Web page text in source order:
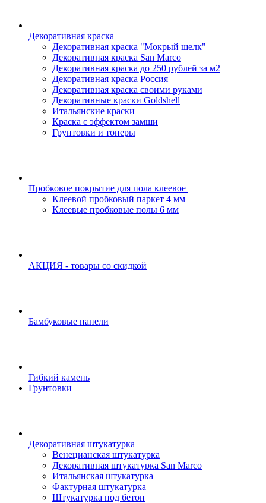
Декоративная краска
Декоративная краска "Мокрый шелк"
Декоративная краска San Marco
Декоративная краска до 250 рублей за м2
Декоративная краска Россия
Декоративная краска своими руками
Декоративные краски Goldshell
Итальянские краски
Краска с эффектом замши
Грунтовки и тонеры
Пробковое покрытие для пола клеевое
Клеевой пробковый паркет 4 мм
Клеевые пробковые полы 6 мм
АКЦИЯ - товары со скидкой
Бамбуковые панели
Гибкий камень
Грунтовки
Декоративная штукатурка
Венецианская штукатурка
Декоративная штукатурка San Marco
Итальянская штукатурка
Фактурная штукатурка
Штукатурка под бетон